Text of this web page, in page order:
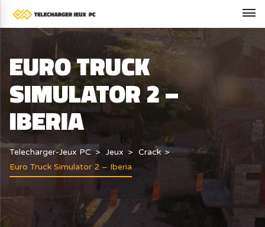
EURO TRUCK
SIMULATOR 2 –
IBERIA
Telecharger-Jeux PC Jeux
Crack
Euro Truck Simulator 2 – Iberia